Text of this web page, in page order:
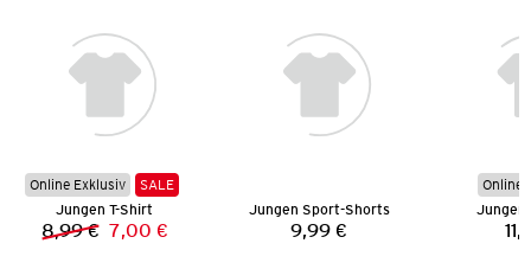
Online Exklusiv
SALE
Jungen T-Shirt
Vorheriger Preis:
8,99 € Neuer Preis:
7,00 €
Jungen Sport-Shorts
Preis:
9,99 €
Online
Jungen